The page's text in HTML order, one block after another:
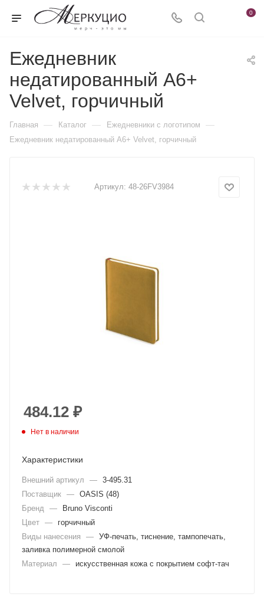
0
Ежедневник
недатированный А6+
Velvet, горчичный
Главная — Каталог — Ежедневники c логотипом —
Ежедневник недатированный А6+ Velvet, горчичный
Артикул: 48-26FV3984
484.12 ₽
Нет в наличии
Характеристики
Внешний артикул — 3-495.31
Поставщик — OASIS (48)
Бренд
—
Bruno Visconti
Цвет —
горчичный
Виды нанесения
— УФ-печать, тиснение, тампопечать,
заливка полимерной смолой
Материал
— искусственная кожа с покрытием софт-тач